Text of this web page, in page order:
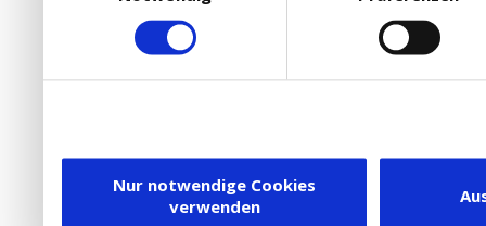
Ihre Bedürfnisse
die Verwendung von
DSGVO.
Dienstleister in die USA
Nur notwendige Cookies
verwenden